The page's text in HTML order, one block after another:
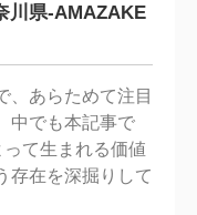
川県-AMAZAKE
、あらためて注目
中でも本記事で
て生まれる価値
存在を深掘りして